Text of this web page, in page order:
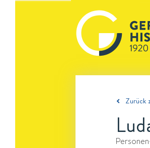
Zurück